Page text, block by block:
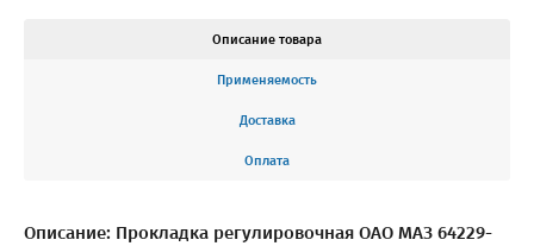
Описание товара
Применяемость
Доставка
Оплата
Описание: Прокладка регулировочная ОАО МАЗ 64229-